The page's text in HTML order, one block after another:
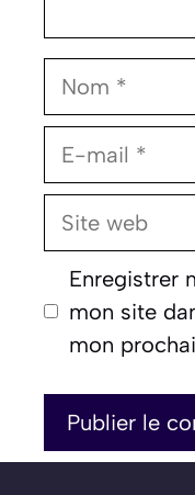
Nom
E-
Site
Enregistrer
mon site
mon